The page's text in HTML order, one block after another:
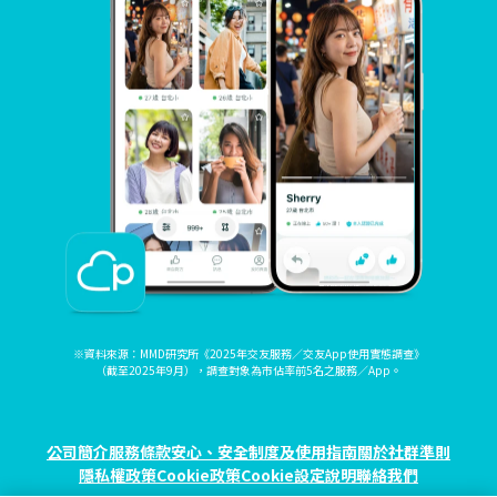
※資料來源：MMD研究所《2025年交友服務／交友App使用實態調查》
（截至2025年9月），調查對象為市佔率前5名之服務／App。
公司簡介服務條款安心、安全制度及使用指南關於社群準則
隱私權政策Cookie政策Cookie設定說明聯絡我們